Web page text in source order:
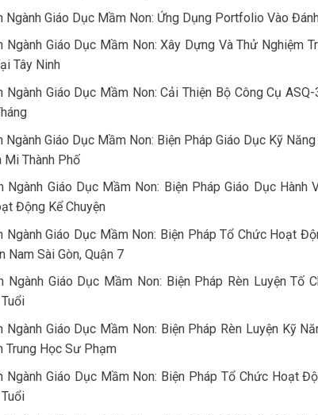
Ngành Giáo Dục Mầm Non: Ứng Dụng Portfolio Vào
Ngành Giáo Dục Mầm Non: Xây Dựng Và Thử Nghiệm
Tây Ninh
Ngành Giáo Dục Mầm Non: Cải Thiện Bộ Công Cụ
Ngành Giáo Dục Mầm Non: Biện Pháp Giáo Dục Kỹ
Mi Thành Phố
Ngành Giáo Dục Mầm Non: Biện Pháp Giáo Dục
Động Kể Chuyện
Ngành Giáo Dục Mầm Non: Biện Pháp Tổ Chức Hoạt
Nam Sài Gòn, Quận 7
Ngành Giáo Dục Mầm Non: Biện Pháp Rèn Luyện Tố
Ngành Giáo Dục Mầm Non: Biện Pháp Rèn Luyện Kỹ
Trung Học Sư Phạm
Ngành Giáo Dục Mầm Non: Biện Pháp Tổ Chức Hoạt